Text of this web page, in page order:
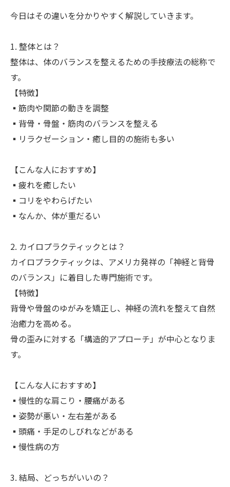
今日はその違いを分かりやすく解説していきます。
1. 整体とは？
整体は、体のバランスを整えるための手技療法の総称で
す。
【特徴】
▪︎筋肉や関節の動きを調整
▪︎背骨・骨盤・筋肉のバランスを整える
▪︎リラクゼーション・癒し目的の施術も多い
【こんな人におすすめ】
▪︎疲れを癒したい
▪︎コリをやわらげたい
▪︎なんか、体が重だるい
2. カイロプラクティックとは？
カイロプラクティックは、アメリカ発祥の「神経と背骨
のバランス」に着目した専門施術です。
【特徴】
背骨や骨盤のゆがみを矯正し、神経の流れを整えて自然
治癒力を高める。
骨の歪みに対する「構造的アプローチ」が中心となりま
す。
【こんな人におすすめ】
▪︎慢性的な肩こり・腰痛がある
▪︎姿勢が悪い・左右差がある
▪︎頭痛・手足のしびれなどがある
▪︎慢性病の方
3. 結局、どっちがいいの？